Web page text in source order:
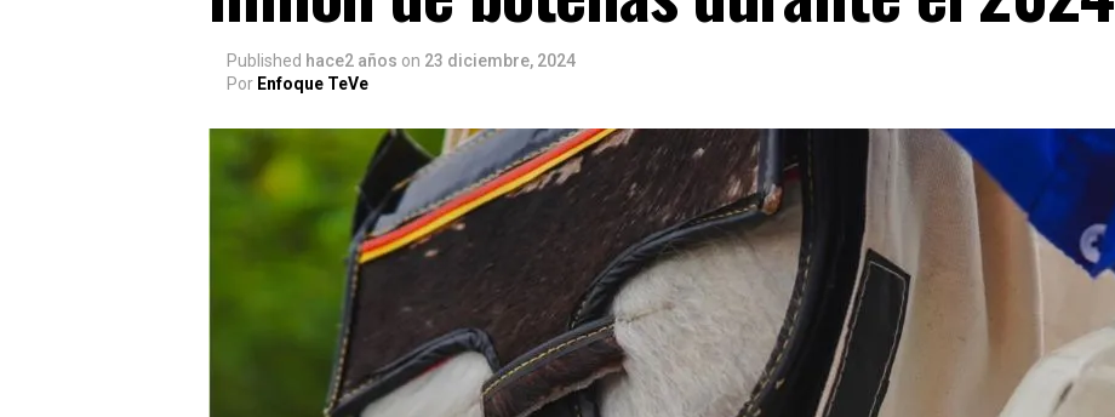
Published hace2 años on 23 diciembre, 2024
Por Enfoque TeVe